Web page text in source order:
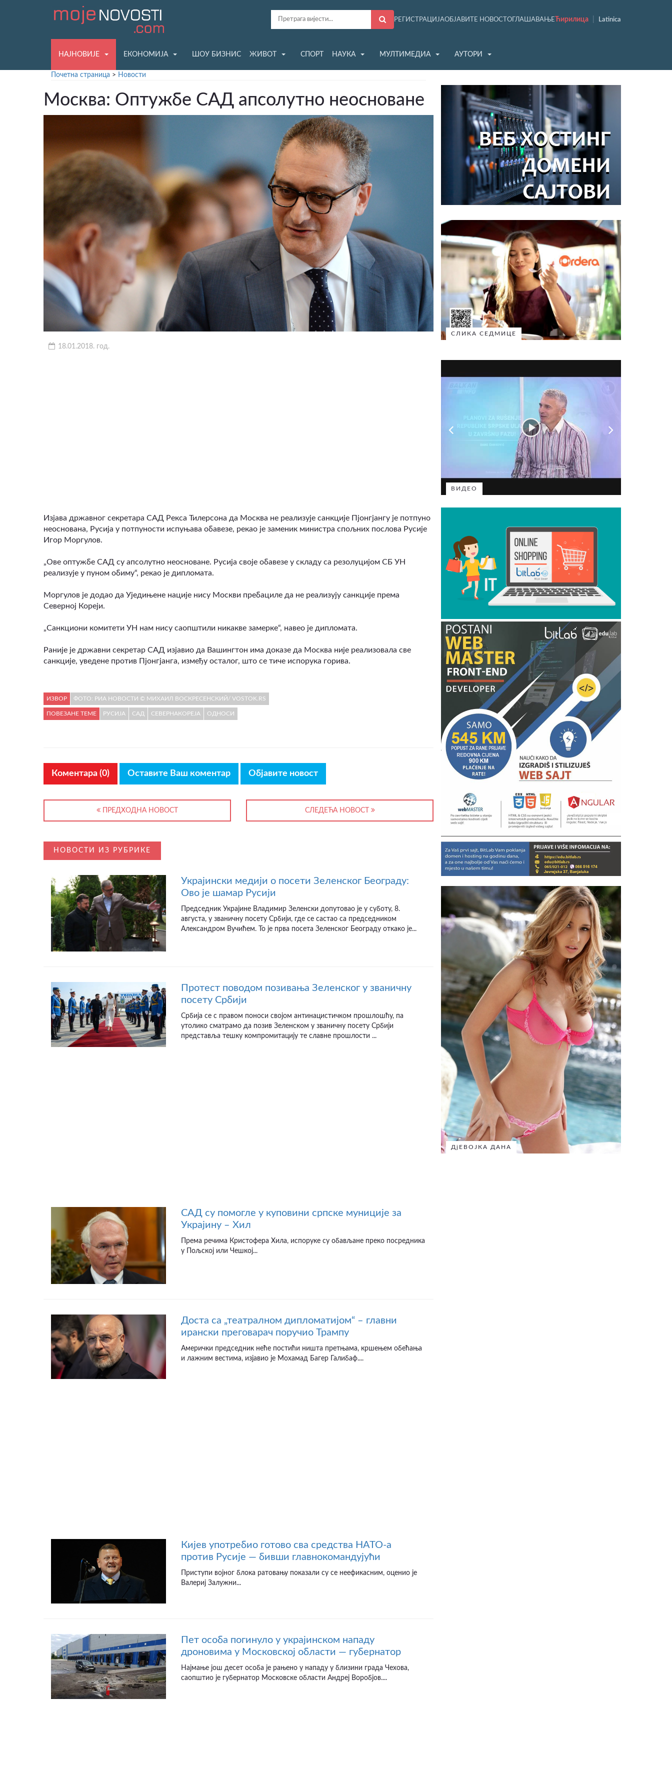
РЕГИСТРАЦИЈАОБЈАВИТЕ НОВОСТ ОГЛАШАВАЊЕ Ћирилица Latinica
НАЈНОВИЈЕ ЕКОНОМИЈА ШОУ БИЗНИС ЖИВОТ СПОРТ НАУКА МУЛТИМЕДИА АУТОРИ
Почетна страница > Новости
Москва: Оптужбе САД апсолутно неосноване
18.01.2018. год.
Изјава државног секретара САД Рекса Тилерсона да Москва не реализује санкције Пјонгјангу је потпуно
неоснована, Русија у потпуности испуњава обавезе, рекао је заменик министра спољних послова Русије
Игор Моргулов.
„Ове оптужбе САД су апсолутно неосноване. Русија своје обавезе у складу са резолуцијом СБ УН
реализује у пуном обиму“, рекао је дипломата.
Моргулов је додао да Уједињене нације нису Москви пребациле да не реализују санкције према
Северној Кореји.
„Санкциони комитети УН нам нису саопштили никакве замерке“, навео је дипломата.
Раније је државни секретар САД изјавио да Вашингтон има доказе да Москва није реализовала све
санкције, уведене против Пјонгјанга, између осталог, што се тиче испорука горива.
ИЗВОР ФОТО: РИА НОВОСТИ © МИХАИЛ ВОСКРЕСЕНСКИЙ/ VOSTOK.RS
ПОВЕЗАНЕ ТЕМЕ РУСИЈА САД СЕВЕРНАКОРЕЈА ОДНОСИ
Коментара (0) Оставите Ваш коментар Објавите новост
ПРЕДХОДНА НОВОСТ СЛЕДЕЋА НОВОСТ
НОВОСТИ ИЗ РУБРИКЕ
Украјински медији о посети Зеленског Београду:
Ово је шамар Русији
Председник Украјине Владимир Зеленски допутовао је у суботу, 8.
августа, у званичну посету Србији, где се састао са председником
Александром Вучићем. То је прва посета Зеленског Београду откако је...
Протест поводом позивања Зеленског у званичну
посету Србији
Србија се с правом поноси својом антинацистичком прошлошћу, па
утолико сматрамо да позив Зеленском у званичну посету Србији
представља тешку компромитацију те славне прошлости ...
САД су помогле у куповини српске муниције за
Украјину – Хил
Према речима Кристофера Хила, испоруке су обављане преко посредника
у Пољској или Чешкој...
Доста са „театралном дипломатијом“ – главни
ирански преговарач поручио Трампу
Амерички председник неће постићи ништа претњама, кршењем обећања
и лажним вестима, изјавио је Мохамад Багер Галибаф....
Кијев употребио готово сва средства НАТО-а
против Русије — бивши главнокомандујући
Приступи војног блока ратовању показали су се неефикасним, оценио је
Валериј Залужни...
Пет особа погинуло у украјинском нападу
дроновима у Московској области — губернатор
Најмање још десет особа је рањено у нападу у близини града Чехова,
саопштио је губернатор Московске области Андреј Воробјов....
СЛИКА СЕДМИЦЕ
ВИДЕО
ДјЕВОЈКА ДАНА